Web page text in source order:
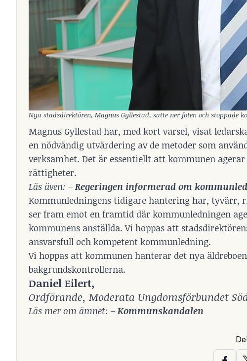
Nya stadsdirektören, Magnus Gyllestad, satte ner foten och stoppade
Magnus Gyllestad har, med kort varsel, visat
en nödvändig utvärdering av de metoder som
verksamhet. Det är essentiellt att kommunen
rättigheter.
Läs även: – Regeringen informerad om
Kommunledningens tidigare hantering har, tyvärr,
ser fram emot en framtid där kommunledningen
kommunens anställda. Vi hoppas att
ansvarsfull och kompetent kommunledning.
Vi hoppas att kommunen hanterar det nya
bakgrundskontrollerna.
Daniel Eilert,
Ordförande, Moderata Ungdomsförbundet
Läs mer om ämnet: – Kommunskandalen